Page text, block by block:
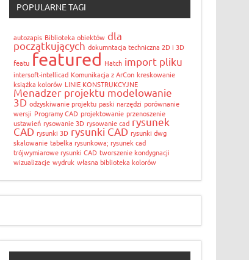
POPULARNE TAGI
autozapis Biblioteka obiektów dla
początkujących dokumntacja techniczna 2D i 3D
featu featured Hatch import pliku
intersoft-intellicad Komunikacja z ArCon kreskowanie
książka kolorów LINIE KONSTRUKCYJNE
Menadzer projektu modelowanie
3D odzyskiwanie projektu paski narzędzi porównanie
wersji Programy CAD projektowanie przenoszenie
ustawień rysowanie 3D rysowanie cad rysunek
CAD rysunki 3D rysunki CAD rysunki dwg
skalowanie tabelka rysunkowa; rysunek cad
trójwymiarowe rysunki CAD tworszenie kondygnacji
wizualizacje wydruk własna biblioteka kolorów